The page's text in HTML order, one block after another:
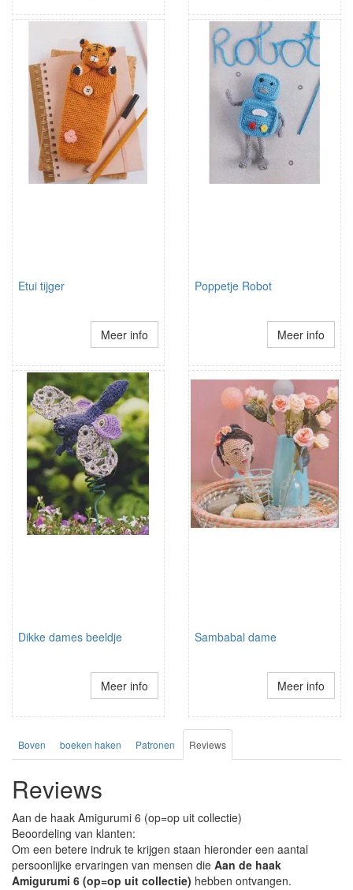
Etui tijger
Meer info
Poppetje Robot
Meer info
Dikke dames beeldje
Meer info
Sambabal dame
Meer info
Boven boeken haken Patronen Reviews
Reviews
Aan de haak Amigurumi 6 (op=op uit collectie)
Beoordeling van klanten:
Om een betere indruk te krijgen staan hieronder een aantal
persoonlijke ervaringen van mensen die Aan de haak
Amigurumi 6 (op=op uit collectie) hebben ontvangen.